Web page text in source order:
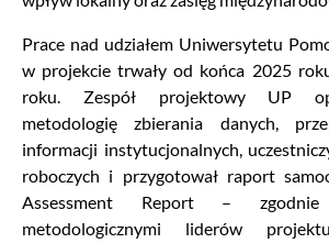
Prace nad udziałem Uniwersytetu
w projekcie trwały od końca 2025
roku. Zespół projektowy UP
metodologię zbierania danych,
informacji instytucjonalnych,
roboczych i przygotował raport
Assessment Report –
metodologicznymi liderów